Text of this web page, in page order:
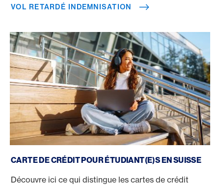
VOL RETARDÉ INDEMNISATION
CARTE DE CRÉDIT POUR ÉTUDIANT(E)S EN SUISSE
Découvre ici ce qui distingue les cartes de crédit